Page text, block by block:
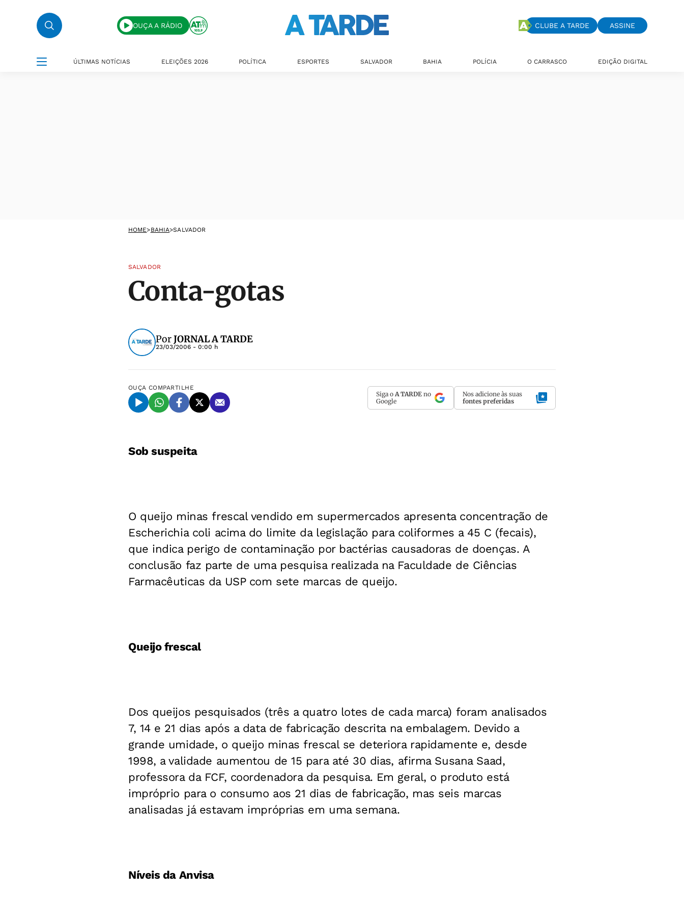
OUÇA A RÁDIO CLUBE A TARDE ASSINE
ÚLTIMAS NOTÍCIAS ELEIÇÕES 2026 POLÍTICA ESPORTES SALVADOR BAHIA POLÍCIA O CARRASCO EDIÇÃO DIGITAL
HOME>BAHIA>SALVADOR
SALVADOR
Conta-gotas
PorJORNAL A TARDE
23/03/2006 - 0:00 h
OUÇA COMPARTILHE
Siga o A TARDE no
Google
Nos adicione às suas
fontes preferidas
Sob suspeita
O queijo minas frescal vendido em supermercados apresenta concentração de
Escherichia coli acima do limite da legislação para coliformes a 45 C (fecais),
que indica perigo de contaminação por bactérias causadoras de doenças. A
conclusão faz parte de uma pesquisa realizada na Faculdade de Ciências
Farmacêuticas da USP com sete marcas de queijo.
Queijo frescal
Dos queijos pesquisados (três a quatro lotes de cada marca) foram analisados
7, 14 e 21 dias após a data de fabricação descrita na embalagem. Devido a
grande umidade, o queijo minas frescal se deteriora rapidamente e, desde
1998, a validade aumentou de 15 para até 30 dias, afirma Susana Saad,
professora da FCF, coordenadora da pesquisa. Em geral, o produto está
impróprio para o consumo aos 21 dias de fabricação, mas seis marcas
analisadas já estavam impróprias em uma semana.
Níveis da Anvisa